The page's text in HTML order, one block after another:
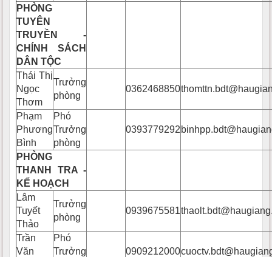
PHÒNG
TUYÊN
TRUYỀN -
CHÍNH SÁCH
DÂN TỘC
Thái Thị
Ngọc
Thơm
Trưởng
phòng
0362468850
Phạm
Phương
Bình
Phó
Trưởng
phòng
0393779292
PHÒNG
THANH TRA -
KẾ HOẠCH
Lâm
Tuyết
Thảo
Trưởng
phòng
0939675581
Trần
Văn
Phó
Trưởng
0909212000